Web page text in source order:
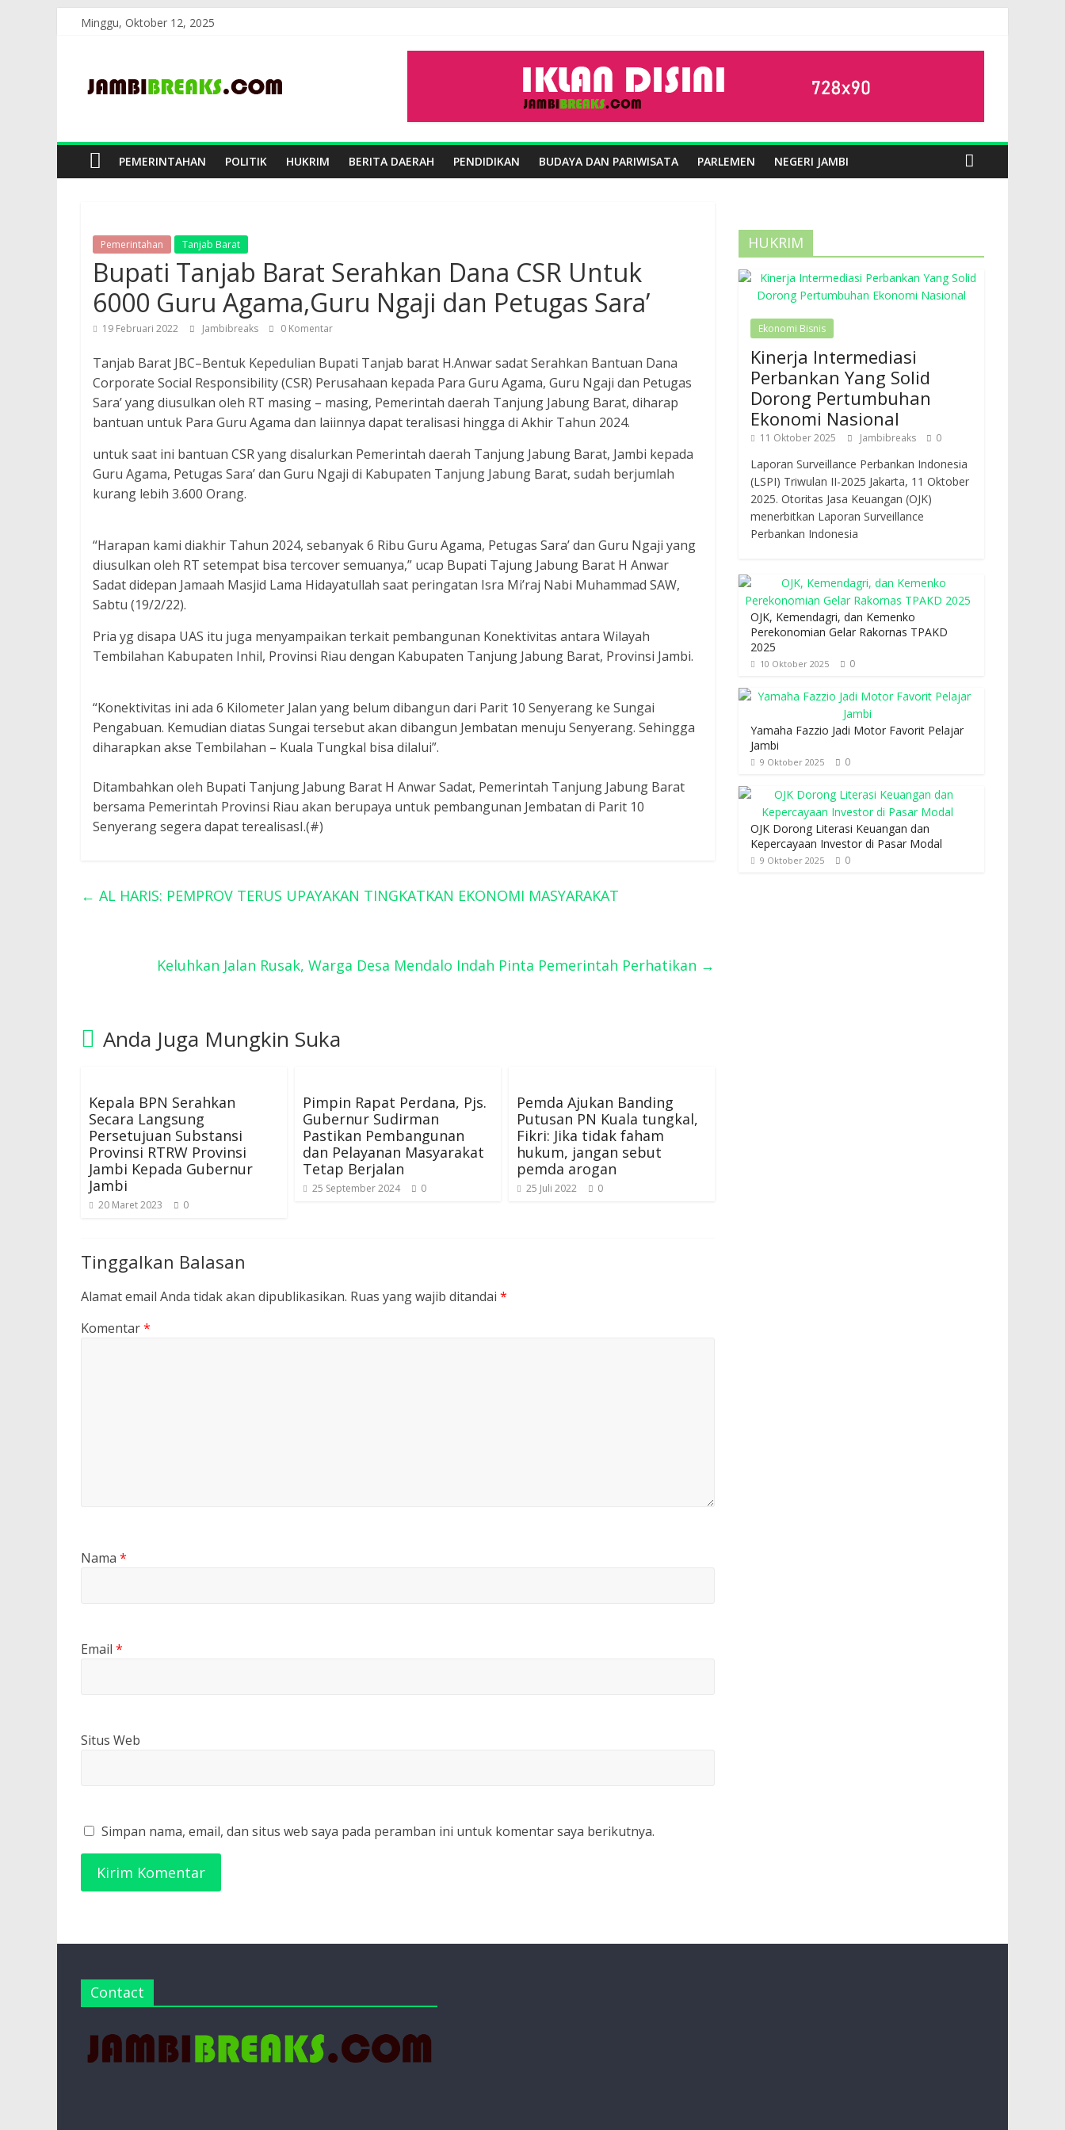
Minggu, Oktober 12, 2025
JambiBreaks
PEMERINTAHAN POLITIK HUKRIM BERITA DAERAH PENDIDIKAN BUDAYA DAN PARIWISATA PARLEMEN NEGERI JAMBI
Pemerintahan Tanjab Barat
Bupati Tanjab Barat Serahkan Dana CSR Untuk
6000 Guru Agama,Guru Ngaji dan Petugas Sara’
19 Februari 2022 Jambibreaks 0 Komentar
Tanjab Barat JBC–Bentuk Kepedulian Bupati Tanjab barat H.Anwar sadat Serahkan Bantuan Dana
Corporate Social Responsibility (CSR) Perusahaan kepada Para Guru Agama, Guru Ngaji dan Petugas
Sara’ yang diusulkan oleh RT masing – masing, Pemerintah daerah Tanjung Jabung Barat, diharap
bantuan untuk Para Guru Agama dan laiinnya dapat teralisasi hingga di Akhir Tahun 2024.
untuk saat ini bantuan CSR yang disalurkan Pemerintah daerah Tanjung Jabung Barat, Jambi kepada
Guru Agama, Petugas Sara’ dan Guru Ngaji di Kabupaten Tanjung Jabung Barat, sudah berjumlah
kurang lebih 3.600 Orang.
“Harapan kami diakhir Tahun 2024, sebanyak 6 Ribu Guru Agama, Petugas Sara’ dan Guru Ngaji yang
diusulkan oleh RT setempat bisa tercover semuanya,” ucap Bupati Tajung Jabung Barat H Anwar
Sadat didepan Jamaah Masjid Lama Hidayatullah saat peringatan Isra Mi’raj Nabi Muhammad SAW,
Sabtu (19/2/22).
Pria yg disapa UAS itu juga menyampaikan terkait pembangunan Konektivitas antara Wilayah
Tembilahan Kabupaten Inhil, Provinsi Riau dengan Kabupaten Tanjung Jabung Barat, Provinsi Jambi.
“Konektivitas ini ada 6 Kilometer Jalan yang belum dibangun dari Parit 10 Senyerang ke Sungai
Pengabuan. Kemudian diatas Sungai tersebut akan dibangun Jembatan menuju Senyerang. Sehingga
diharapkan akse Tembilahan – Kuala Tungkal bisa dilalui”.
Ditambahkan oleh Bupati Tanjung Jabung Barat H Anwar Sadat, Pemerintah Tanjung Jabung Barat
bersama Pemerintah Provinsi Riau akan berupaya untuk pembangunan Jembatan di Parit 10
Senyerang segera dapat terealisasI.(#)
← AL HARIS: PEMPROV TERUS UPAYAKAN TINGKATKAN EKONOMI MASYARAKAT
Keluhkan Jalan Rusak, Warga Desa Mendalo Indah Pinta Pemerintah Perhatikan →
Anda Juga Mungkin Suka
Kepala BPN Serahkan
Secara Langsung
Persetujuan Substansi
Provinsi RTRW Provinsi
Jambi Kepada Gubernur
Jambi
20 Maret 2023 0
Pimpin Rapat Perdana, Pjs.
Gubernur Sudirman
Pastikan Pembangunan
dan Pelayanan Masyarakat
Tetap Berjalan
25 September 2024 0
Pemda Ajukan Banding
Putusan PN Kuala tungkal,
Fikri: Jika tidak faham
hukum, jangan sebut
pemda arogan
25 Juli 2022 0
Tinggalkan Balasan
Alamat email Anda tidak akan dipublikasikan. Ruas yang wajib ditandai *
Komentar*
Nama *
Email *
Situs Web
Simpan nama, email, dan situs web saya pada peramban ini untuk komentar saya berikutnya.
HUKRIM
Ekonomi Bisnis
Kinerja Intermediasi
Perbankan Yang Solid
Dorong Pertumbuhan
Ekonomi Nasional
11 Oktober 2025 Jambibreaks 0
Laporan Surveillance Perbankan Indonesia
(LSPI) Triwulan II-2025 Jakarta, 11 Oktober
2025. Otoritas Jasa Keuangan (OJK)
menerbitkan Laporan Surveillance
Perbankan Indonesia
OJK, Kemendagri, dan Kemenko
Perekonomian Gelar Rakornas TPAKD
2025
10 Oktober 2025 0
Yamaha Fazzio Jadi Motor Favorit Pelajar
Jambi
9 Oktober 2025 0
OJK Dorong Literasi Keuangan dan
Kepercayaan Investor di Pasar Modal
9 Oktober 2025 0
Contact